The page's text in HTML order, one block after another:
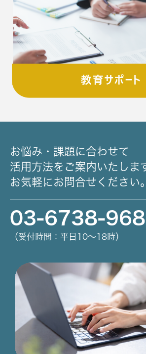
お悩み・課題に合わせて
活用方法をご案内いたしま
お気軽にお問合せください。
03-6738-
（受付時間：平日10～18時）